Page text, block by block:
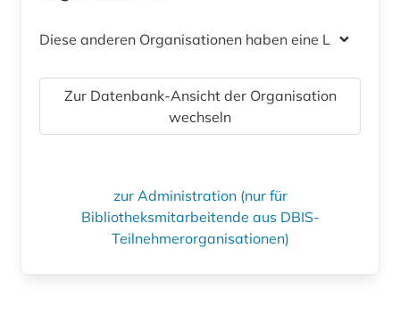
Diese anderen Organisationen haben eine Lizenz
Zur Datenbank-Ansicht der Organisation
wechseln
zur Administration (nur für
Bibliotheksmitarbeitende aus DBIS-
Teilnehmerorganisationen)